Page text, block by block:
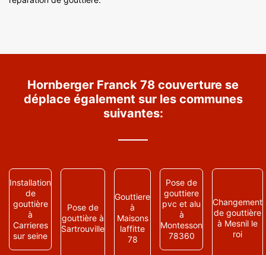
Hornberger Franck 78 couverture se
déplace également sur les communes
suivantes:
Installation
de
gouttière
à
Carrieres
sur seine
Pose de
gouttière à
Sartrouville
Gouttiere
à
Maisons
laffitte
78
Pose de
gouttiere
pvc et alu
à
Montesson
78360
Changement
de gouttière
à Mesnil le
roi